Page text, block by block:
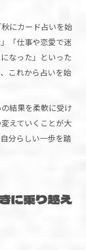
にカード占いを始
「仕事や恋愛で迷
なった」といった
これから占いを始
結果を柔軟に受け
えていくことが大
分らしい一歩を踏
に乗り越え